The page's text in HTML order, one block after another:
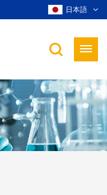
日本語